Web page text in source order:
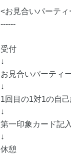
<お見合いパーテ
------
受付
↓
お見合いパーティ
↓
1回目の1対1の自
↓
第一印象カード記入
↓
休憩